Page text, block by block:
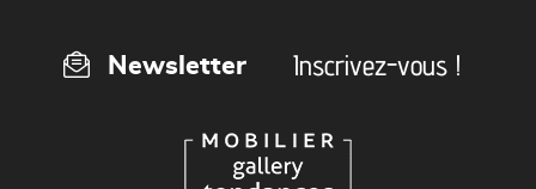
Newsletter Inscrivez-vous !